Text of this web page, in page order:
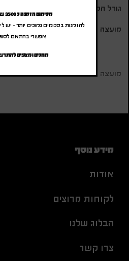
גודל המוצר 21*16 ס"מ
מועצה אזורית תמר
מועצה אזורית תמר
מידע נוסף
אודות
לקוחות מרוצים
הבלוג שלנו
צרו קשר
מינימום הזמנה כ 3500 ש"ח + מע"מ
להזמנות בסכומים נמוכים יותר – יש
אפשרי בהתאם
מחכים ומצפים